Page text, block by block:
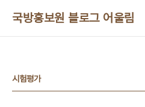
국방홍보원 블로그 어울림
시험평가